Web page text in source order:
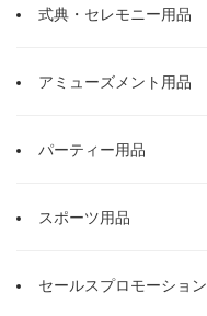
式典・セレモニー用品
アミューズメント用品
パーティー用品
スポーツ用品
セールスプロモーション